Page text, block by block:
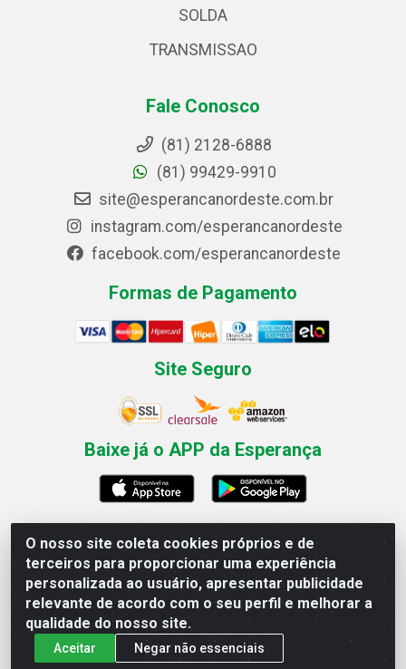
O nosso site coleta cookies próprios e de
terceiros para proporcionar uma experiência
personalizada ao usuário, apresentar publicidade
relevante de acordo com o seu perfil e melhorar a
qualidade do nosso site.
Aceitar Negar não essenciais
SOLDA
TRANSMISSAO
Fale Conosco
(81) 2128-6888
(81) 99429-9910
site@esperancanordeste.com.br
instagram.com/esperancanordeste
facebook.com/esperancanordeste
Formas de Pagamento
Site Seguro
Baixe já o APP da Esperança
Esperança Nordeste - Rua Professor Caldas Filho, 291 -
Estância - Recife / PE CEP: 50771-335 - CNPJ
03.666.136/0001-23